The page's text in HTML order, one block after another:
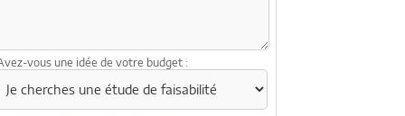
vous une idée de votre budget :